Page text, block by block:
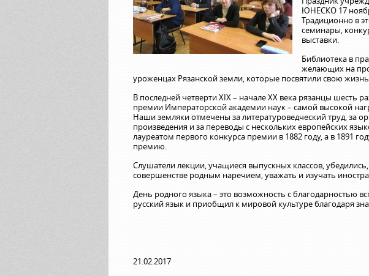
ЮНЕСКО 17
Традиционно в
семинары,
выставки.
Библиотека в
желающих на
уроженцах Рязанской земли, которые посвятили свою
В последней четверти XIX – начале XX века рязанцы шесть
премии Императорской академии наук – самой высокой
Наши земляки отмечены за литературоведческий труд, за
произведения и за переводы с нескольких европейских
лауреатом первого конкурса премии в 1882 году, а в 1891
премию.
Слушатели лекции, учащиеся выпускных классов,
совершенстве родным наречием, уважать и изучать
День родного языка – это возможность с благодарностью
русский язык и приобщил к мировой культуре благодаря
21.02.2017